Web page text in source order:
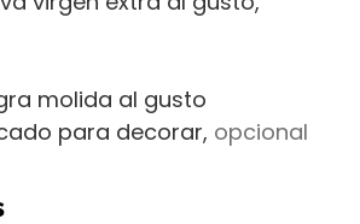
molida al gusto
para decorar, opcional